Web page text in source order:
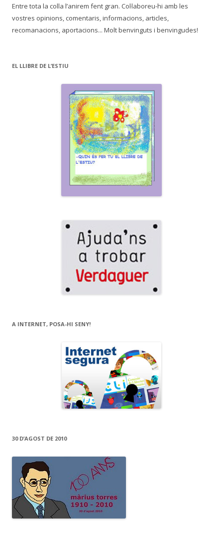
Entre tota la colla l’anirem fent gran. Col·laboreu-hi amb les
vostres opinions, comentaris, informacions, articles,
recomanacions, aportacions... Molt benvinguts i benvingudes!
EL LLIBRE DE L’ESTIU
A INTERNET, POSA-HI SENY!
30 D’AGOST DE 2010